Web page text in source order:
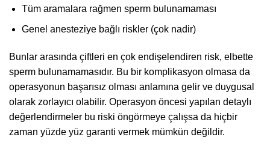
Tüm aramalara rağmen sperm bulunamaması
Genel anesteziye bağlı riskler (çok nadir)
Bunlar arasında çiftleri en çok endişelendiren risk, elbette
sperm bulunamamasıdır. Bu bir komplikasyon olmasa da
operasyonun başarısız olması anlamına gelir ve duygusal
olarak zorlayıcı olabilir. Operasyon öncesi yapılan detaylı
değerlendirmeler bu riski öngörmeye çalışsa da hiçbir
zaman yüzde yüz garanti vermek mümkün değildir.